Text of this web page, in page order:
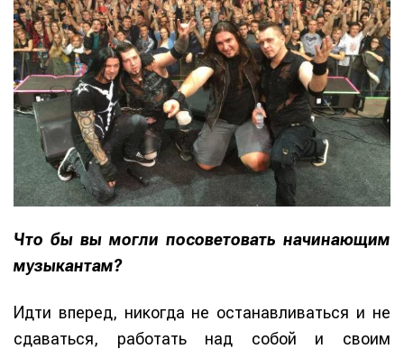
Что бы вы могли посоветовать начинающим
музыкантам?
Идти вперед, никогда не останавливаться и не
сдаваться, работать над собой и своим